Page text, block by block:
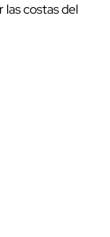
costas del